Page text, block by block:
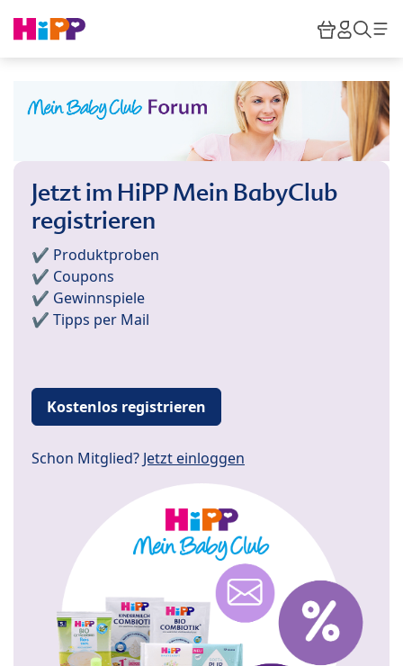
HiPP
Jetzt im HiPP Mein BabyClub
registrieren
✔️ Produktproben
✔️ Coupons
✔️ Gewinnspiele
✔️ Tipps per Mail
Kostenlos registrieren
Schon Mitglied? Jetzt einloggen